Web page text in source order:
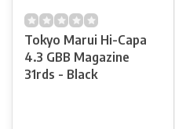
Tokyo Marui Hi-Capa
4.3 GBB Magazine
31rds - Black